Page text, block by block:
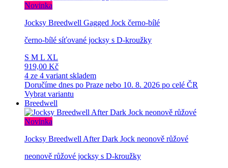
Novinka
Jocksy Breedwell Gagged Jock černo-bílé
černo-bílé síťované jocksy s D-kroužky
S M L XL
919,00 Kč
4 ze 4 variant skladem
Doručíme dnes po Praze nebo 10. 8. 2026 po celé ČR
Vybrat variantu
Breedwell
Novinka
Jocksy Breedwell After Dark Jock neonově růžové
neonově růžové jocksy s D-kroužky